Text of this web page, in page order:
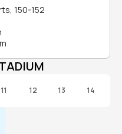
150-152
11 12 13 14